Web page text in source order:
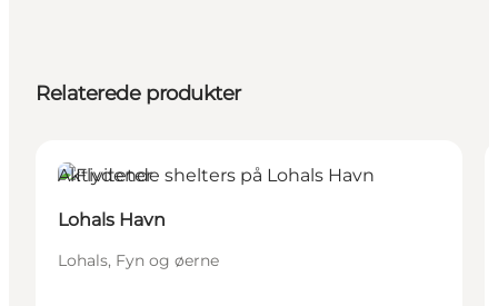
Relaterede produkter
Aktiviteter
Lohals Havn
Lohals, Fyn og øerne